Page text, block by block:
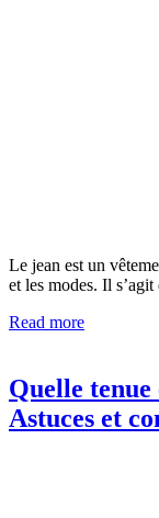
Le jean est un
et les modes. Il
Read more
Quelle
Astuces et